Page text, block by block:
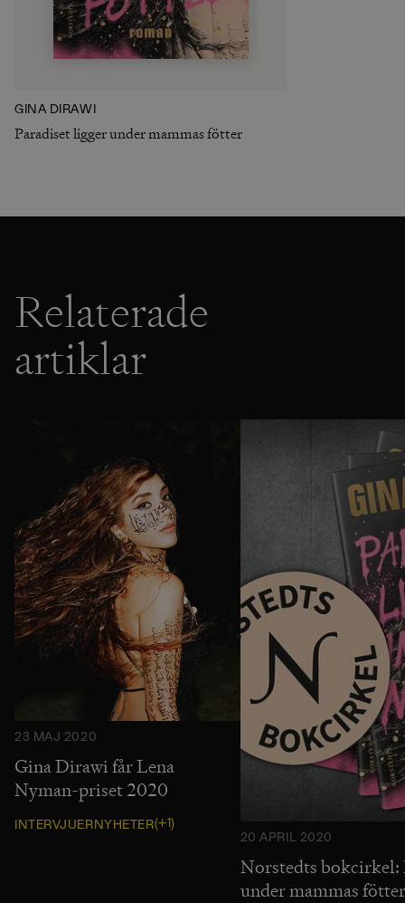
GINA DIRAWI
Paradiset ligger under mammas fötter
Relaterade
artiklar
23 MAJ 2020
Gina Dirawi får Lena
Nyman-priset 2020
INTERVJUER NYHETER(+1)
20 APRIL 2020
Norstedts bokcirkel:
under mammas